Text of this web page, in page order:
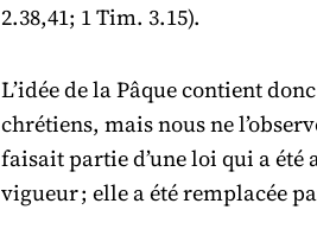
2.38,41; 1 Tim. 3.15).
L’idée de la Pâque contient
chrétiens, mais nous ne
faisait partie d’une loi qui a été
vigueur ; elle a été remplacée